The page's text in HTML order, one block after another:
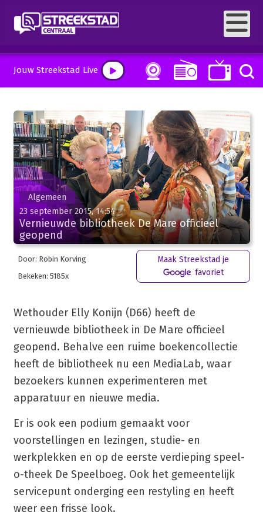
Jouw Streekstad Live
Algemeen
23 september 2015, 14:54
Vernieuwde bibliotheek De Mare officieel
geopend
Door: Robin Korving
Bekeken: 5185x
Maak Streekstad je
favoriet
Wethouder Elly Konijn (D66) heeft de
vernieuwde bibliotheek in De Mare officieel
geopend. Behalve een ruime boekencollectie
heeft de bibliotheek nu een MediaLab, waar
bezoekers kunnen experimenteren met
apparatuur en nieuwe media.
Er is ook een podium gemaakt voor
voorstellingen en lezingen, studie- en
werkplekken en op de eerste verdieping speel-
o-theek De Speelboeg. Ook het gemeentelijk
servicepunt onderging een restyling en heeft
weer een frisse look.